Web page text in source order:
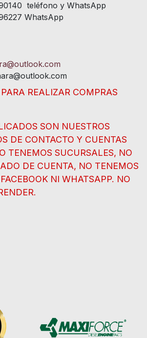
teléfono y WhatsApp
WhatsApp
REALIZAR COMPRAS
SON NUESTROS
DE CONTACTO Y CUENTAS
TENEMOS SUCURSALES, NO
DE CUENTA, NO TENEMOS
NI WHATSAPP. NO